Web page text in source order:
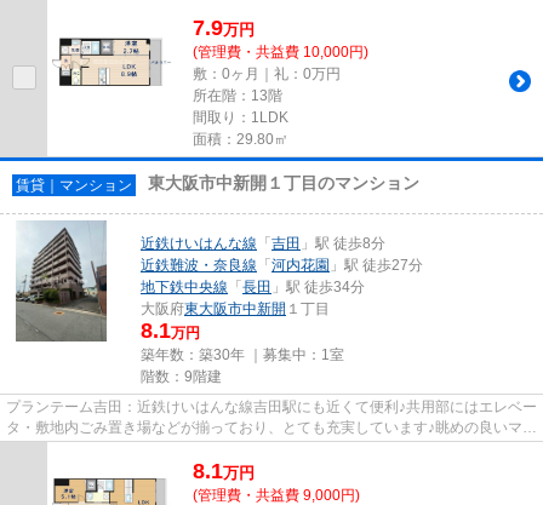
タ2基などが揃っており、とて...
7.9万円
(管理費・共益費 10,000円)
敷：0ヶ月｜礼：0万円
所在階：13階
間取り：1LDK
面積：29.80㎡
賃貸｜マンション 東大阪市中新開１丁目のマンション
近鉄けいはんな線 「吉田 」駅 徒歩8分
近鉄難波・奈良線 「河内花園 」駅 徒歩27分
地下鉄中央線 「長田 」駅 徒歩34分
大阪府東大阪市中新開 １丁目
8.1万円
築年数：築30年 ｜募集中： 1室
階数：9階建
プランテーム吉田：近鉄けいはんな線吉田駅にも近くて便利♪共用部にはエレベー
タ・敷地内ごみ置き場などが揃っており、とても充実しています♪眺めの良いマン
ション探しは、こちらの場...
8.1万円
(管理費・共益費 9,000円)